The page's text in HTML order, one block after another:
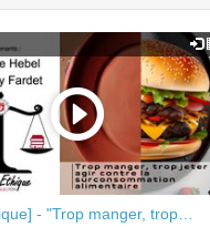
- "Trop manger, trop…